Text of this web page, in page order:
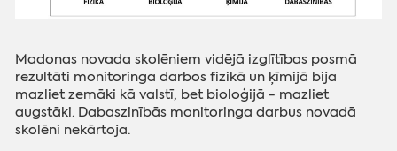
Madonas novada skolēniem vidējā izglītības posmā
rezultāti monitoringa darbos fizikā un ķīmijā bija
mazliet zemāki kā valstī, bet bioloģijā - mazliet
augstāki. Dabaszinībās monitoringa darbus novadā
skolēni nekārtoja.